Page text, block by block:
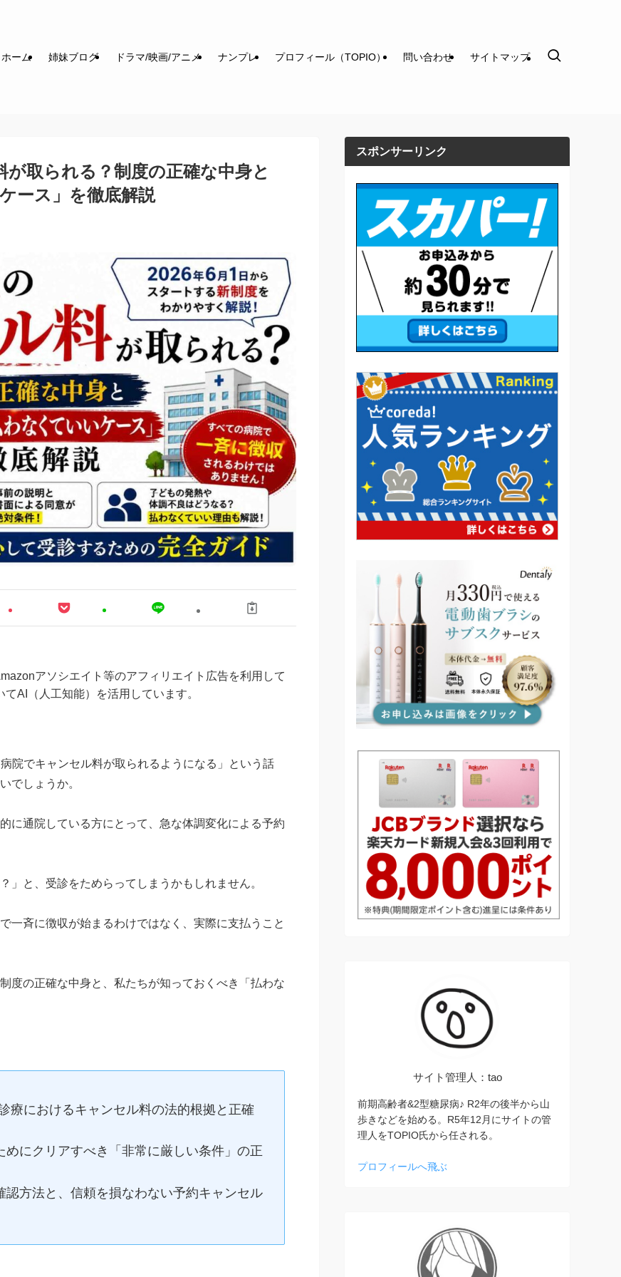
ホーム 姉妹ブログ ドラマ/映画/アニメ ナンプレ プロフィール（TOPIO） 問い合わせ サイトマップ
取られる？制度の正確な中身と
ース」を徹底解説
アソシエイト等のアフィリエイト広告を利用して
AI（人工知能）を活用しています。
院でキャンセル料が取られるようになる」という話
でしょうか。
に通院している方にとって、急な体調変化による予約
」と、受診をためらってしまうかもしれません。
一斉に徴収が始まるわけではなく、実際に支払うこと
度の正確な中身と、私たちが知っておくべき「払わな
療におけるキャンセル料の法的根拠と正確
にクリアすべき「非常に厳しい条件」の正
方法と、信頼を損なわない予約キャンセル
スポンサーリンク
サイト管理人：tao
前期高齢者&2型糖尿病♪ R2年の後半から山
歩きなどを始める。R5年12月にサイトの管
理人をTOPIO氏から任される。
プロフィールへ飛ぶ